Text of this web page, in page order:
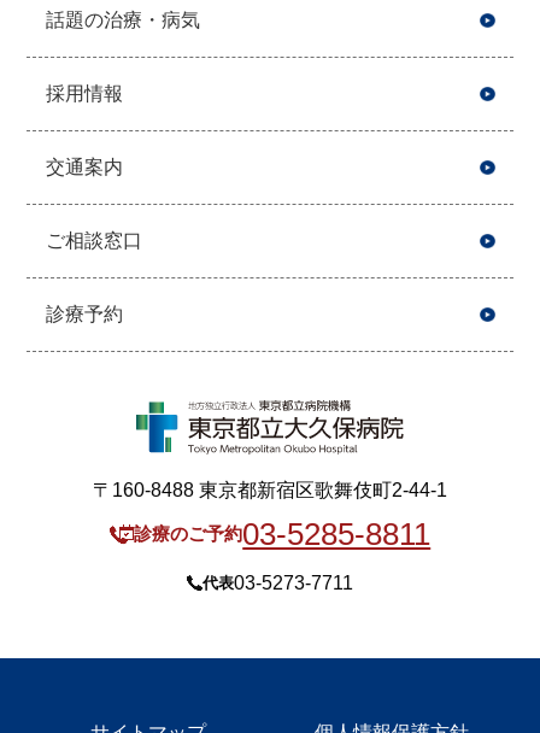
話題の治療・病気
採用情報
交通案内
ご相談窓口
診療予約
〒160-8488 東京都新宿区歌舞伎町2-44-1
診療のご予約03-5285-8811
代表03-5273-7711